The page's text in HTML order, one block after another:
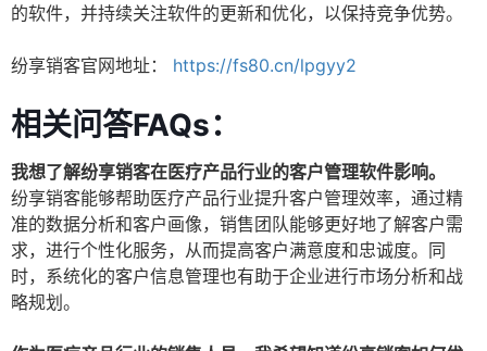
的软件，并持续关注软件的更新和优化，以保持竞争优势。
纷享销客官网地址： https://fs80.cn/lpgyy2
相关问答FAQs：
我想了解纷享销客在医疗产品行业的客户管理软件影响。
纷享销客能够帮助医疗产品行业提升客户管理效率，通过精
准的数据分析和客户画像，销售团队能够更好地了解客户需
求，进行个性化服务，从而提高客户满意度和忠诚度。同
时，系统化的客户信息管理也有助于企业进行市场分析和战
略规划。